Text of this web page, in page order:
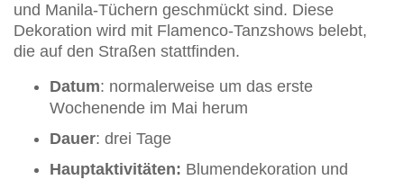
und Manila-Tüchern geschmückt sind. Diese
Dekoration wird mit Flamenco-Tanzshows belebt,
die auf den Straßen stattfinden.
Datum: normalerweise um das erste
Wochenende im Mai herum
Dauer: drei Tage
Hauptaktivitäten: Blumendekoration und